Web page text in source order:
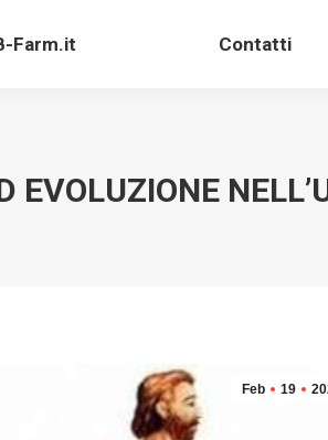
Farm.it Contatti
EVOLUZIONE
Feb 19
Contatti